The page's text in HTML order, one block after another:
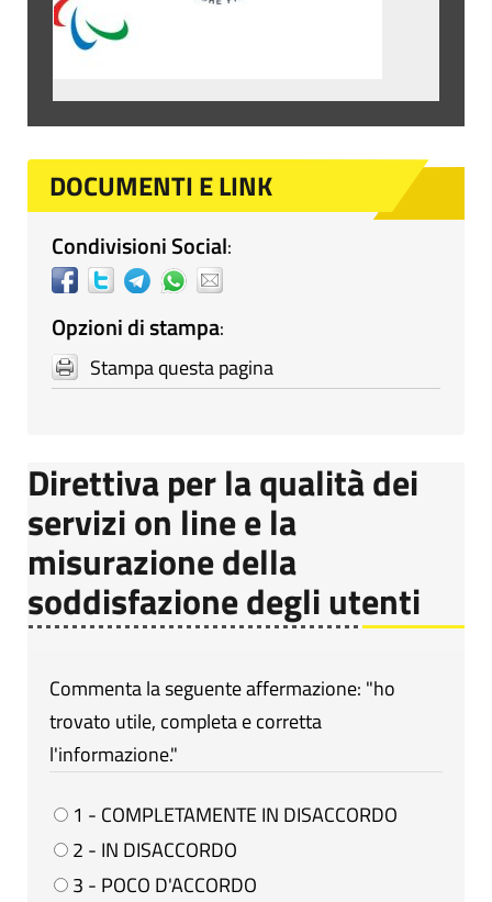
DOCUMENTI E LINK
Condivisioni Social:
Opzioni di stampa:
Stampa questa pagina
Direttiva per la qualità dei
servizi on line e la
misurazione della
soddisfazione degli utenti
Commenta la seguente affermazione: "ho
trovato utile, completa e corretta
l'informazione."
1 - COMPLETAMENTE IN DISACCORDO
2 - IN DISACCORDO
3 - POCO D'ACCORDO